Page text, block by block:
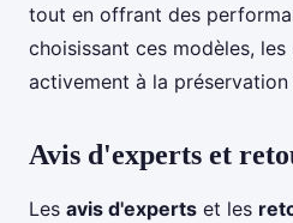
tout en offrant des
choisissant ces modèles,
activement à la
Avis d'experts et
Les avis d'experts et les